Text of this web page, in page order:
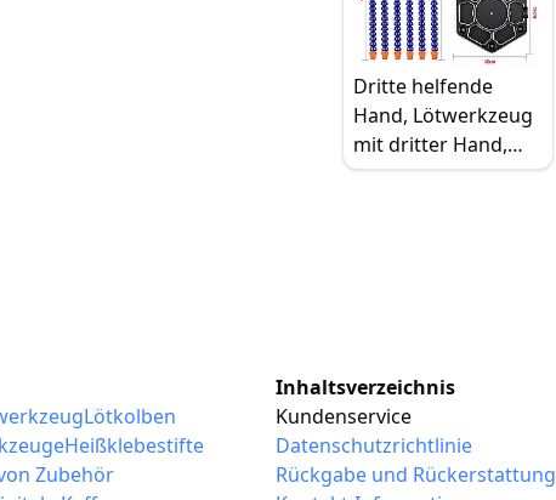
Dritte helfende
Hand, Lötwerkzeug
mit dritter Hand,
flexible 6 Arme 360-
Lötkolben
Heißklebestifte
Zubehör
Inhaltsverzeichnis
Kundenservice
Datenschutzrichtlinie
Rückgabe und Rückerstattung